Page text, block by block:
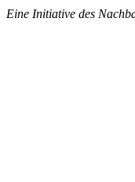
Eine Initiative des